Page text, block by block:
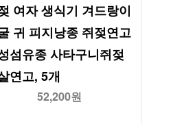
여자 생식기 겨드랑이
귀 피지낭종 쥐젖연고
섬유종 사타구니쥐젖
연고, 5개
52,200원